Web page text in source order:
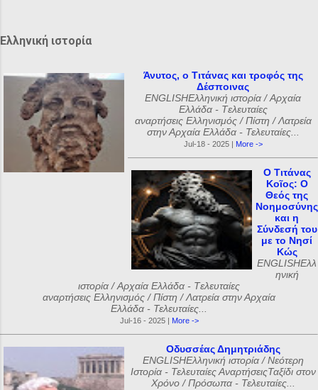
Ελληνική ιστορία
Άνυτος, ο Τιτάνας και τροφός της
Δέσποινας
ENGLISHΕλληνική ιστορία / Αρχαία
Ελλάδα - Tελευταίες
αναρτήσεις Ελληνισμός / Πίστη / Λατρεία
στην Αρχαία Ελλάδα - Τελευταίες...
Jul-18 - 2025 | More ->
Ο Τιτάνας
Κοῖος: Ο
Θεός της
Νοημοσύνης
και η
Σύνδεσή του
με το Νησί
Κώς
ENGLISHΕλλ
ηνική
ιστορία / Αρχαία Ελλάδα - Tελευταίες
αναρτήσεις Ελληνισμός / Πίστη / Λατρεία στην Αρχαία
Ελλάδα - Τελευταίες...
Jul-16 - 2025 | More ->
Οδυσσέας Δημητριάδης
ENGLISHΕλληνική ιστορία / Νεότερη
Ιστορία - Τελευταίες ΑναρτήσειςΤαξίδι στον
Χρόνο / Πρόσωπα - Τελευταίες...